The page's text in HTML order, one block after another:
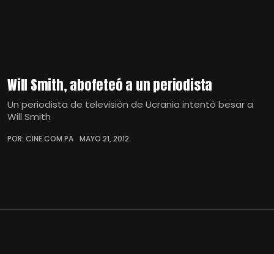
Will Smith, abofeteó a un periodista
Un periodista de televisión de Ucrania intentó besar a
Will Smith
POR: CINE.COM.PA MAYO 21, 2012